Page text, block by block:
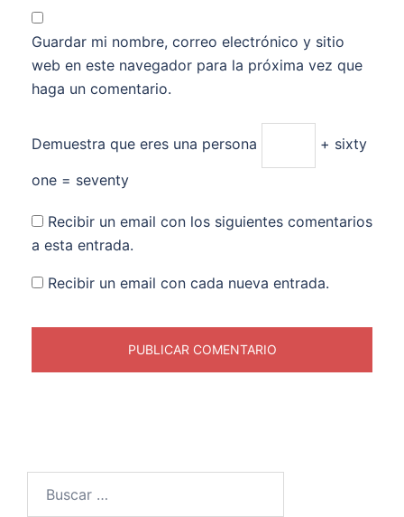
Guardar mi nombre, correo electrónico y sitio
web en este navegador para la próxima vez que
haga un comentario.
Demuestra que eres una persona
+ sixty
one = seventy
Recibir un email con los siguientes comentarios
a esta entrada.
Recibir un email con cada nueva entrada.